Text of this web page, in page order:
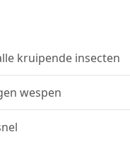
kruipende insecten
wespen